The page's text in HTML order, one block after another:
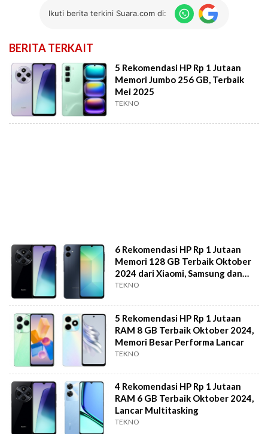
Ikuti berita terkini Suara.com di:
BERITA TERKAIT
5 Rekomendasi HP Rp 1 Jutaan
Memori Jumbo 256 GB, Terbaik
Mei 2025
TEKNO
6 Rekomendasi HP Rp 1 Jutaan
Memori 128 GB Terbaik Oktober
2024 dari Xiaomi, Samsung dan
Oppo
TEKNO
5 Rekomendasi HP Rp 1 Jutaan
RAM 8 GB Terbaik Oktober 2024,
Memori Besar Performa Lancar
TEKNO
4 Rekomendasi HP Rp 1 Jutaan
RAM 6 GB Terbaik Oktober 2024,
Lancar Multitasking
TEKNO